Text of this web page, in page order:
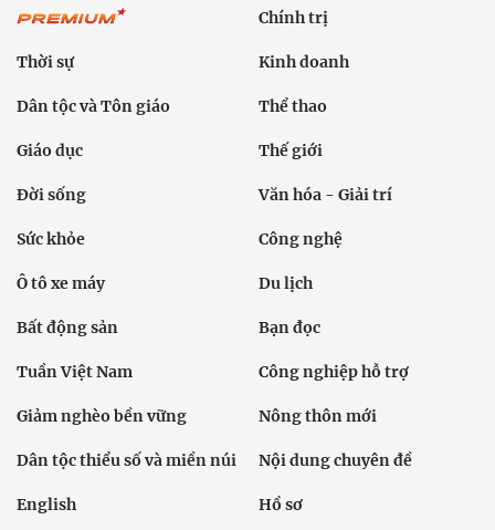
Chính trị
Thời sự Kinh doanh
Dân tộc và Tôn giáo Thể thao
Giáo dục Thế giới
Đời sống Văn hóa - Giải trí
Sức khỏe Công nghệ
Ô tô xe máy Du lịch
Bất động sản Bạn đọc
Tuần Việt Nam Công nghiệp hỗ trợ
Giảm nghèo bền vững Nông thôn mới
Dân tộc thiểu số và miền núi Nội dung chuyên đề
English Hồ sơ